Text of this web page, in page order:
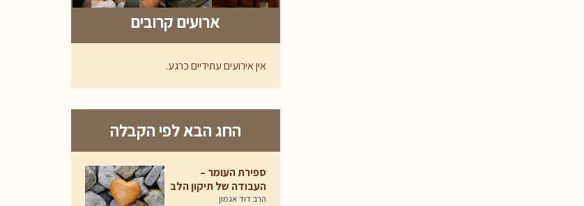
ארועים קרובים
אין אירועים עתידיים כרגע.
החג הבא לפי הקבלה
ספירת העומר –
העבודה של תיקון הלב
הרב דוד אגמון